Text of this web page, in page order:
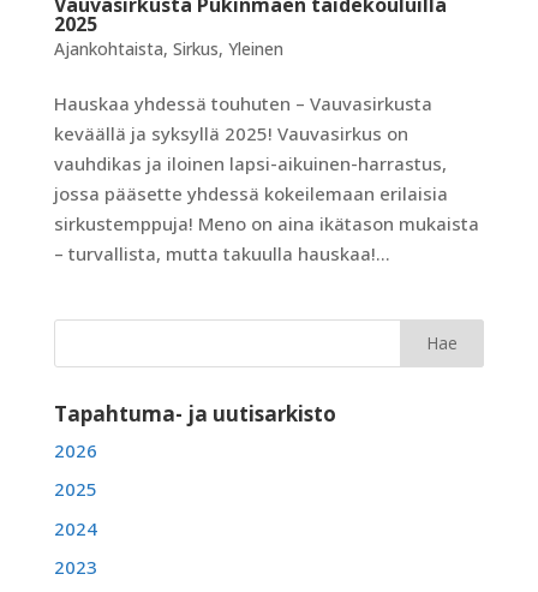
2025
Ajankohtaista, Sirkus, Yleinen
Hauskaa yhdessä touhuten – Vauvasirkusta
keväällä ja syksyllä 2025! Vauvasirkus on
vauhdikas ja iloinen lapsi-aikuinen-harrastus,
jossa pääsette yhdessä kokeilemaan erilaisia
sirkustemppuja! Meno on aina ikätason mukaista
– turvallista, mutta takuulla hauskaa!...
Tapahtuma- ja uutisarkisto
2026
2025
2024
2023